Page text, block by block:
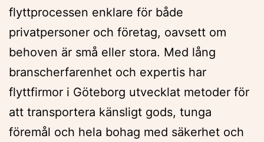
flyttprocessen enklare för både
privatpersoner och företag, oavsett om
behoven är små eller stora. Med lång
branscherfarenhet och expertis har
flyttfirmor i Göteborg utvecklat metoder för
att transportera känsligt gods, tunga
föremål och hela bohag med säkerhet och